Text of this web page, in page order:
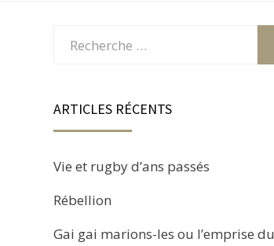
ARTICLES RÉCENTS
Vie et rugby d’ans passés
Rébellion
Gai gai marions-les ou l’emprise du